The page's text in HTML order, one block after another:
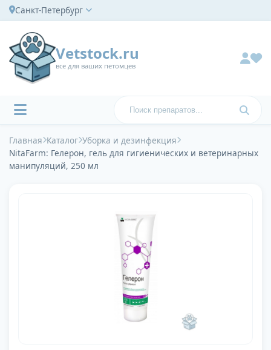
Санкт-Петербург
Vetstock.ru
все для ваших петомцев
Главная Каталог Уборка и дезинфекция
NitaFarm: Гелерон, гель для гигиенических и ветеринарных
манипуляций, 250 мл